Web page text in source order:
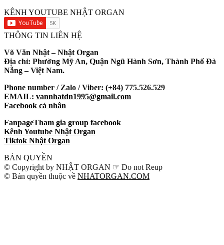
KÊNH YOUTUBE NHẬT ORGAN
THÔNG TIN LIÊN HỆ
Võ Văn Nhật – Nhật Organ
Địa chỉ: Phường Mỹ An, Quận Ngũ Hành Sơn, Thành Phố Đà
Nẵng – Việt Nam.
Phone number / Zalo / Viber: (+84) 775.526.529
EMAIL: vannhatdn1995@gmail.com
Facebook cá nhân
FanpageTham gia group facebook
Kênh Youtube Nhật Organ
Tiktok Nhật Organ
BẢN QUYỀN
© Copyright by NHẬT ORGAN ☞ Do not Reup
© Bản quyền thuộc về NHATORGAN.COM